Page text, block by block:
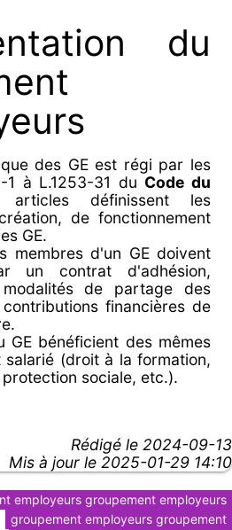
du
des GE est régi par les
1 à L.1253-31 du Code du
définissent les
de fonctionnement
GE.
membres d'un GE doivent
un contrat d'adhésion,
de partage des
financières de
GE bénéficient des mêmes
(droit à la formation,
sociale, etc.).
Rédigé le 2024-09-13
Mis à jour le 2025-01-29 14:10
employeurs groupement employeurs
groupement employeurs groupement